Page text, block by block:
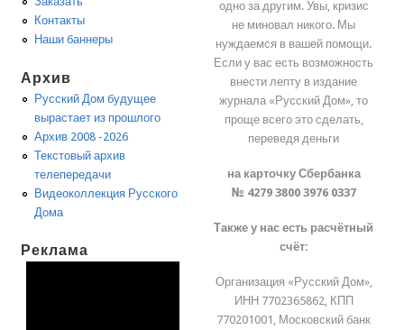
Контакты
Наши баннеры
Архив
Русский Дом будущее
вырастает из прошлого
Архив 2008 -2026
Текстовый архив
телепередачи
Видеоколлекция Русского
Дома
Реклама
одно за другим. Увы, кризис
не миновал никого. Мы
нуждаемся в вашей помощи.
Если у вас есть возможность
внести лепту в издание
журнала «Русский Дом», то
проще всего это сделать,
переведя деньги
на карточку Сбербанка
№ 4279 3800 3976 0337
Также у нас есть расчётный
счёт:
Организация «Русский Дом»,
ИНН 7702365862, КПП
770201001, Московский банк